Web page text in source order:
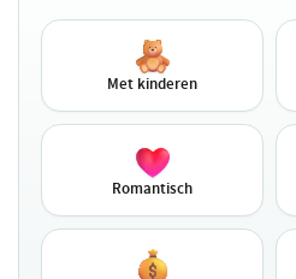
Met kinderen
Romantisch